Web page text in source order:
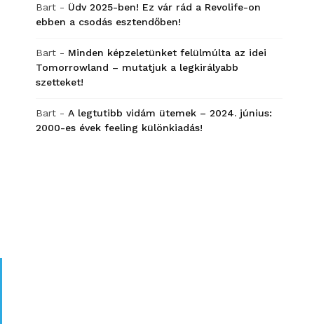
Bart - Üdv 2025-ben! Ez vár rád a Revolife-on
ebben a csodás esztendőben!
Bart - Minden képzeletünket felülmúlta az idei
Tomorrowland – mutatjuk a legkirályabb
szetteket!
Bart - A legtutibb vidám ütemek – 2024. június:
2000-es évek feeling különkiadás!